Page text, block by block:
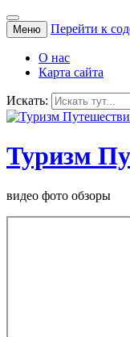
Меню Перейти к
О нас
Карта сайта
Искать:
Туризм
видео фото обзоры